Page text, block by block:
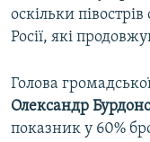
оскільки
Росії, які
Голова
Олександр
показник у 60%